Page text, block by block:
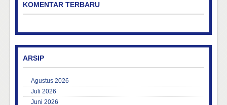
KOMENTAR TERBARU
ARSIP
Agustus 2026
Juli 2026
Juni 2026